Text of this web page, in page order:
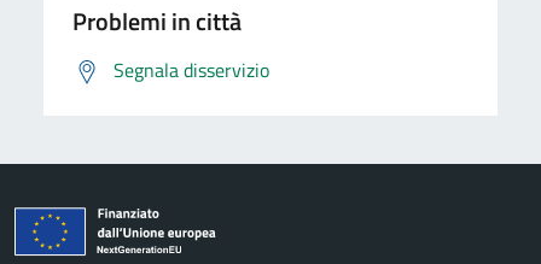
Problemi in città
Segnala disservizio